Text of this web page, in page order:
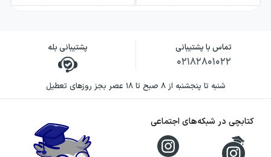
تماس با پشتیبانی
۰۲۱۸۲۸۰۱۰۲۲
پشتیبانی بله
شنبه تا پنجشنبه از ۸ صبح تا ۱۸ عصر بجز روزهای تعطیل
کتابچی در شبکه‌های اجتماعی